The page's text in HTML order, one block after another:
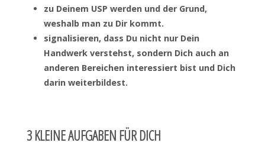
zu Deinem USP werden und der Grund,
weshalb man zu Dir kommt.
signalisieren, dass Du nicht nur Dein
Handwerk verstehst, sondern Dich auch an
anderen Bereichen interessiert bist und Dich
darin weiterbildest.
3 KLEINE AUFGABEN FÜR DICH